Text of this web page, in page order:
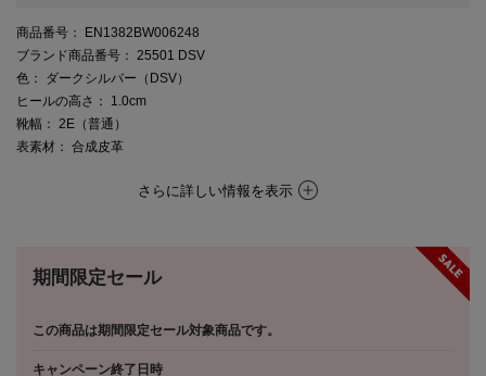
商品番号 ： EN1382BW006248
ブランド商品番号 ： 25501 DSV
色 ： ダークシルバー（DSV）
ヒールの高さ ： 1.0cm
靴幅 ： 2E（普通）
表素材 ： 合成皮革
さらに詳しい情報を表示
期間限定セール
この商品は期間限定セール対象商品です。
キャンペーン終了日時